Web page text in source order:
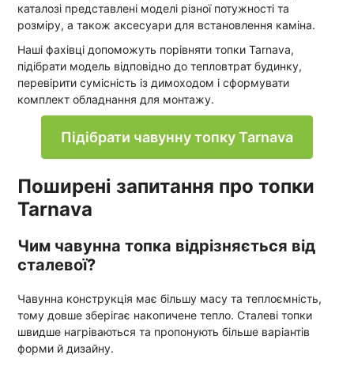
каталозі представлені моделі різної потужності та
розміру, а також аксесуари для встановлення каміна.
Наші фахівці допоможуть порівняти топки Tarnava,
підібрати модель відповідно до тепловтрат будинку,
перевірити сумісність із димоходом і сформувати
комплект обладнання для монтажу.
Підібрати чавунну топку Tarnava
Поширені запитання про топки
Tarnava
Чим чавунна топка відрізняється від
сталевої?
Чавунна конструкція має більшу масу та теплоємність,
тому довше зберігає накопичене тепло. Сталеві топки
швидше нагріваються та пропонують більше варіантів
форми й дизайну.